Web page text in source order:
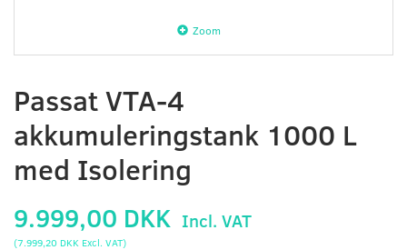
Zoom
Passat VTA-4
akkumuleringstank 1000 L
med Isolering
9.999,00 DKK Incl. VAT
(7.999,20 DKK Excl. VAT)